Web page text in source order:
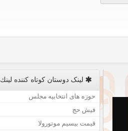
لینک دوستان كوتاه كننده لینك
حوزه های انتخابیه مجلس
فیش حج
قیمت بیسیم موتورولا